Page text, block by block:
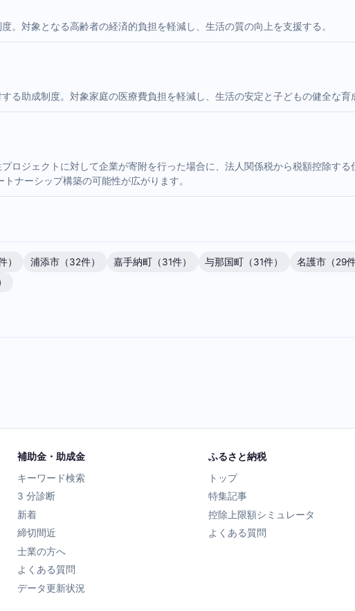
。対象となる高齢者の経済的負担を軽減し、生活の質の向上を支援する。
る助成制度。対象家庭の医療費負担を軽減し、生活の安定と子どもの健全な育
ロジェクトに対して企業が寄附を行った場合に、法人関係税から税額控除す
ナーシップ構築の可能性が広がります。
） 浦添市（32件） 嘉手納町（31件） 与那国町（31件）
名護市（29
補助金・助成金
キーワード検索
3 分診断
新着
締切間近
士業の方へ
よくある質問
データ更新状況
ふるさと納税
トップ
特集記事
控除上限額シミュレータ
よくある質問